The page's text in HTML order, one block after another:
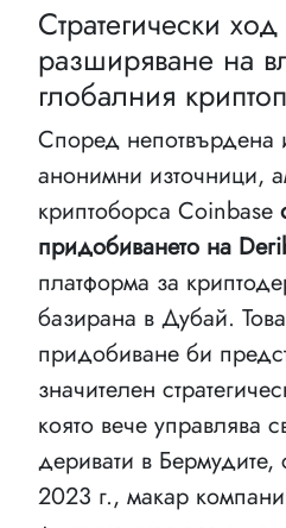
Стратегически
разширяване на
глобалния
Според непотвърдена
анонимни източници,
криптоборса Coinbase
придобиването на
платформа за
базирана в Дубай.
придобиване би
значителен
която вече управлява
деривати в Бермудите,
2023 г., макар